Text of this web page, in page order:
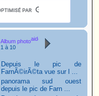
Album photo
1 à 10
Depuis le pic de
FarnÃ©irÃ©ta vue sur l ...
panorama sud ouest
depuis le pic de Farn ...